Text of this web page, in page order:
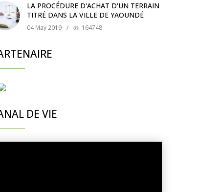
LA PROCÉDURE D'ACHAT D'UN TERRAIN
TITRÉ DANS LA VILLE DE YAOUNDÉ
04 May 2019 / 164748
DE VIE